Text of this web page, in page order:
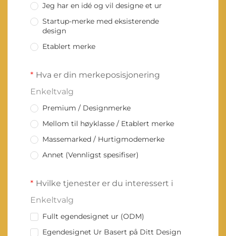
Jeg har en idé og vil designe et ur
Startup-merke med eksisterende
design
Etablert merke
Hva er din merkeposisjonering
Enkeltvalg
Premium / Designmerke
Mellom til høyklasse / Etablert merke
Massemarked / Hurtigmodemerke
Annet (Vennligst spesifiser)
Hvilke tjenester er du interessert i
Enkeltvalg
Fullt egendesignet ur (ODM)
Egendesignet Ur Basert på Ditt Design